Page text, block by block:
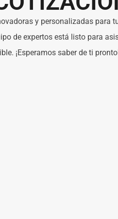
y personalizadas para
de expertos está listo para
¡Esperamos saber de ti